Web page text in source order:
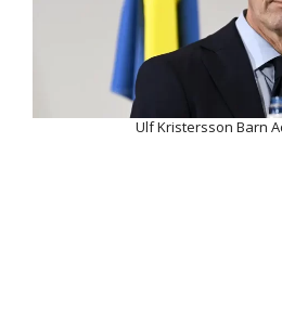
Ulf Kristersson Barn